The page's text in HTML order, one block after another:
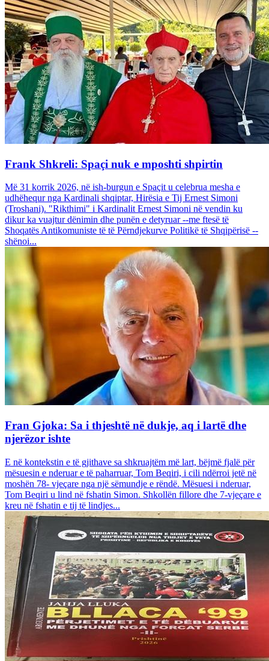
Frank Shkreli: Spaçi nuk e mposhti shpirtin
Më 31 korrik 2026, në ish-burgun e Spaçit u celebrua mesha e
udhëhequr nga Kardinali shqiptar, Hirësia e Tij Ernest Simoni
(Troshani). "Rikthimi" i Kardinalit Ernest Simoni në vendin ku
dikur ka vuajtur dënimin dhe punën e detyruar --me ftesë të
Shoqatës Antikomuniste të të Përndjekurve Politikë të Shqipërisë --
shënoi...
Fran Gjoka: Sa i thjeshtë në dukje, aq i lartë dhe
njerëzor ishte
E në kontekstin e të gjithave sa shkruajtëm më lart, bëjmë fjalë për
mësuesin e nderuar e të paharruar, Tom Beqiri, i cili ndërroi jetë në
moshën 78- vjeçare nga një sëmundje e rëndë. Mësuesi i nderuar,
Tom Beqiri u lind në fshatin Simon. Shkollën fillore dhe 7-vjeçare e
kreu në fshatin e tij të lindjes...